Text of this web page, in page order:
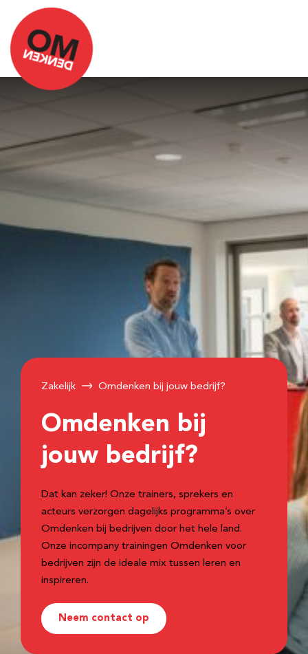
Zakelijk Omdenken bij jouw bedrijf?
Omdenken bij
jouw bedrijf?
Dat kan zeker! Onze trainers, sprekers en
acteurs verzorgen dagelijks programma’s over
Omdenken bij bedrijven door het hele land.
Onze incompany trainingen Omdenken voor
bedrijven zijn de ideale mix tussen leren en
inspireren.
Neem contact op